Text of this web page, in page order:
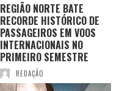
REGIÃO NORTE BATE
RECORDE HISTÓRICO DE
PASSAGEIROS EM VOOS
INTERNACIONAIS NO
PRIMEIRO SEMESTRE
REDAÇÃO